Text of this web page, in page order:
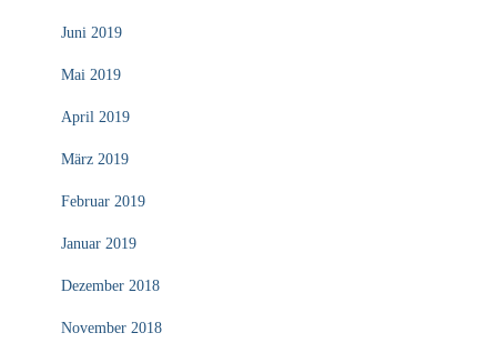
Juni 2019
Mai 2019
April 2019
März 2019
Februar 2019
Januar 2019
Dezember 2018
November 2018